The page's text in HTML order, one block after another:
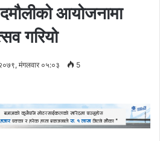
आयोजनामा
गरियो
मंगलवार ०५:०३ 5